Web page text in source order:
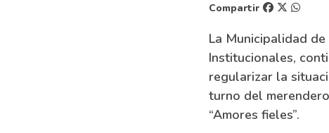
Compartir
La Municipalidad
Institucionales,
regularizar la
turno del
“Amores fieles”.